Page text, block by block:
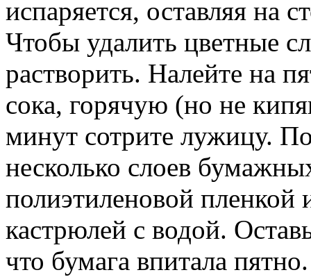
испаряется, оставляя на
Чтобы удалить цветные
растворить. Налейте на
сока, горячую (но не
минут сотрите лужицу.
несколько слоев
полиэтиленовой пленкой
кастрюлей с водой.
что бумага впитала пятно.